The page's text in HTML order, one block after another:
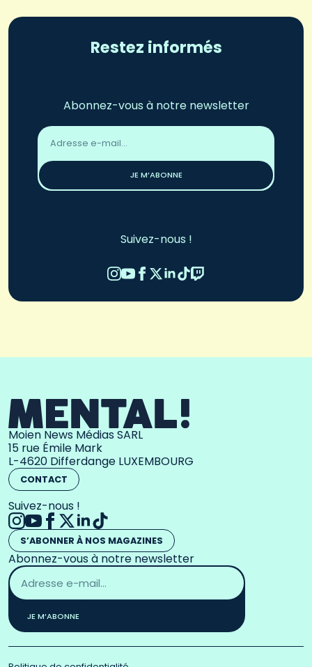
Restez informés
Abonnez-vous à notre newsletter
Adresse
email
JE M’ABONNE
Suivez-nous !
Moien News Médias SARL
15 rue Émile Mark
L-4620 Differdange LUXEMBOURG
CONTACT
Suivez-nous !
S’ABONNER À NOS MAGAZINES
Abonnez-vous à notre newsletter
Adresse
email
*
JE M’ABONNE